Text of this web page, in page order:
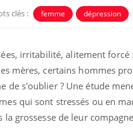
clés : femme dépression
irritabilité, alitement
mères, certains hommes
de s'oublier ? Une étude
qui sont stressés ou en
la grossesse de leur compagne